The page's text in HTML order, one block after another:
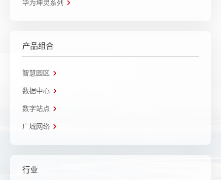
华为坤灵系列
产品组合
智慧园区
数据中心
数字站点
广域网络
行业